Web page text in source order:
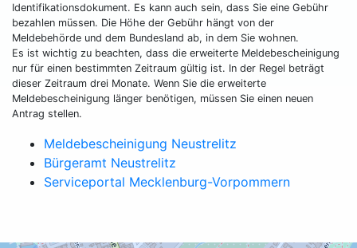
Identifikationsdokument. Es kann auch sein, dass Sie eine Gebühr
bezahlen müssen. Die Höhe der Gebühr hängt von der
Meldebehörde und dem Bundesland ab, in dem Sie wohnen.
Es ist wichtig zu beachten, dass die erweiterte Meldebescheinigung
nur für einen bestimmten Zeitraum gültig ist. In der Regel beträgt
dieser Zeitraum drei Monate. Wenn Sie die erweiterte
Meldebescheinigung länger benötigen, müssen Sie einen neuen
Antrag stellen.
Meldebescheinigung Neustrelitz
Bürgeramt Neustrelitz
Serviceportal Mecklenburg-Vorpommern